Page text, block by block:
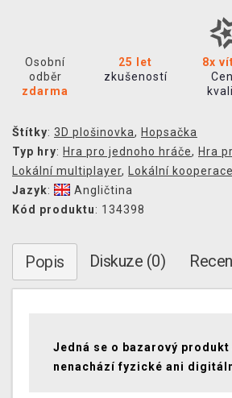
Osobní
odběr
zdarma
25 let
zkušeností
8x
Štítky: 3D plošinovka, Hopsačka
Typ hry: Hra pro jednoho hráče, Hra
Lokální multiplayer, Lokální kooperace
Jazyk:
Angličtina
Kód produktu: 134398
Popis Diskuze (0)
Jedná se o bazarový produkt
nenachází fyzické ani